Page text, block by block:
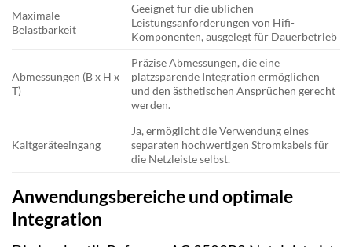
Maximale
Belastbarkeit
Geeignet für die üblichen
Leistungsanforderungen von Hifi-
Komponenten, ausgelegt für Dauerbetrieb
Abmessungen (B x H x
T)
Präzise Abmessungen, die eine
platzsparende Integration ermöglichen
und den ästhetischen Ansprüchen gerecht
werden.
Kaltgeräteeingang
Ja, ermöglicht die Verwendung eines
separaten hochwertigen Stromkabels für
die Netzleiste selbst.
Anwendungsbereiche und optimale
Integration